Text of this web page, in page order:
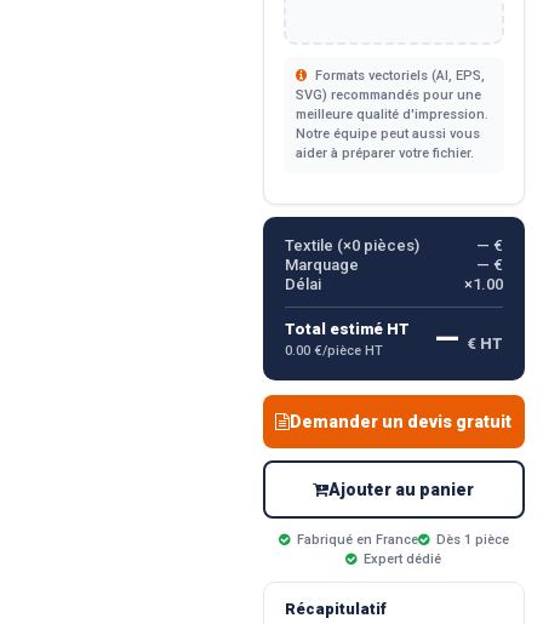
Formats vectoriels (AI, EPS,
SVG) recommandés pour une
meilleure qualité d'impression.
Notre équipe peut aussi vous
aider à préparer votre fichier.
Textile (×0pièces)
— €
Marquage
— €
Délai
×1.00
Total estimé HT
0.00 €/pièce HT — € HT
Demander un devis gratuit
Ajouter au panier
Fabriqué en France
Dès 1 pièce
Expert dédié
Récapitulatif